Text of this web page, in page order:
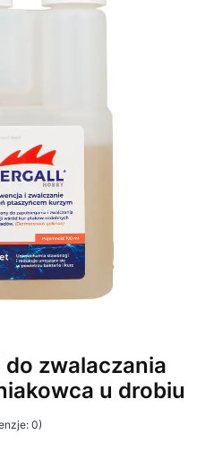
do zwalaczania
u drobiu
0)
Opinie